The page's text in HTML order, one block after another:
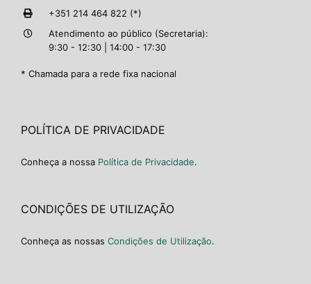
+351 214 464 822 (*)
Atendimento ao público (Secretaria):
9:30 - 12:30 | 14:00 - 17:30
* Chamada para a rede fixa nacional
POLÍTICA DE PRIVACIDADE
Conheça a nossa Política de Privacidade.
CONDIÇÕES DE UTILIZAÇÃO
Conheça as nossas Condições de Utilização.